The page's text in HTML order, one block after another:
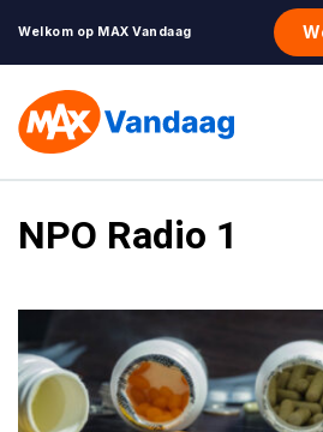
Welkom op MAX Vandaag
NPO Radio 1